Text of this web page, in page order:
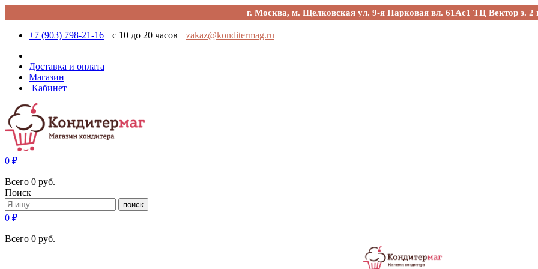
г. Москва, м. Щелковская ул. 9-я Парковая вл. 61Ас1 ТЦ Вектор э. 2
+7 (903) 798-21-16 с 10 до 20 часов zakaz@konditermag.ru
Доставка и оплата
Магазин
Кабинет
0 ₽
Всего 0 руб.
Поиск
поиск
0 ₽
Всего 0 руб.